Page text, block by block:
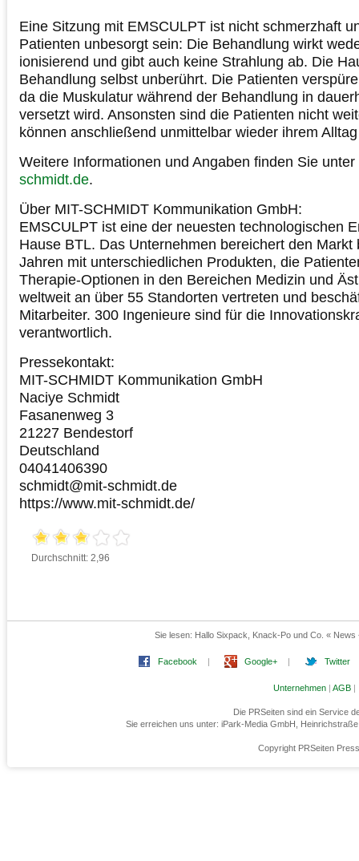
Eine Sitzung mit EMSCULPT ist nicht schmerzhaft
Patienten unbesorgt sein: Die Behandlung wirkt
ionisierend und gibt auch keine Strahlung ab. Die
Behandlung selbst unberührt. Die Patienten
da die Muskulatur während der Behandlung in
versetzt wird. Ansonsten sind die Patienten nicht
können anschließend unmittelbar wieder ihrem
Weitere Informationen und Angaben finden Sie unter
schmidt.de.
Über MIT-SCHMIDT Kommunikation GmbH:
EMSCULPT ist eine der neuesten technologischen
Hause BTL. Das Unternehmen bereichert den
Jahren mit unterschiedlichen Produkten, die
Therapie-Optionen in den Bereichen Medizin und
weltweit an über 55 Standorten vertreten und
Mitarbeiter. 300 Ingenieure sind für die
verantwortlich.
Pressekontakt:
MIT-SCHMIDT Kommunikation GmbH
Naciye Schmidt
Fasanenweg 3
21227 Bendestorf
Deutschland
04041406390
schmidt@mit-schmidt.de
https://www.mit-schmidt.de/
Durchschnitt: 2,96
Sie lesen: Hallo Sixpack, Knack-Po und Co. «
Facebook | Google+ | Twitter
Unternehmen | AGB |
Die PRSeiten sind ein Service
Sie erreichen uns unter: iPark-Media GmbH,
Copyright PRSeiten